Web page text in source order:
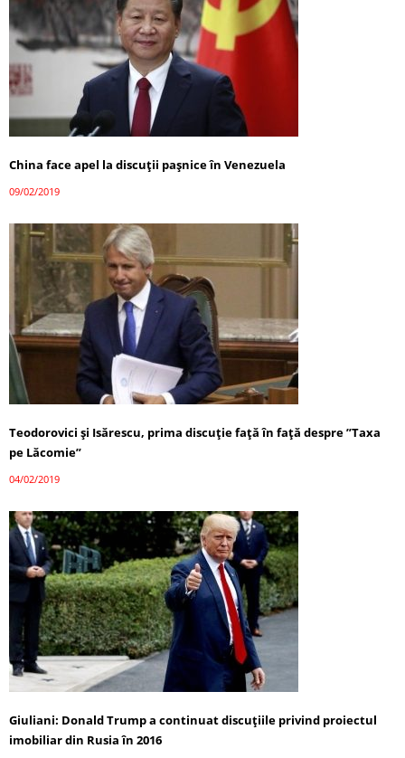
China face apel la discuţii paşnice în Venezuela
09/02/2019
Teodorovici şi Isărescu, prima discuţie faţă în faţă despre ”Taxa
pe Lăcomie”
04/02/2019
Giuliani: Donald Trump a continuat discuţiile privind proiectul
imobiliar din Rusia în 2016